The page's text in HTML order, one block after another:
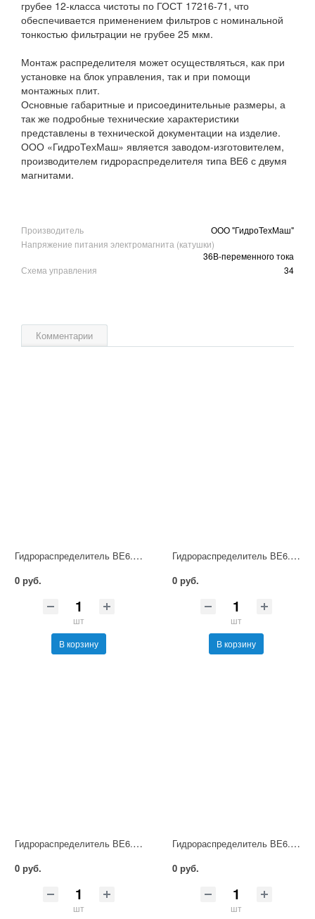
грубее 12-класса чистоты по ГОСТ 17216-71, что
обеспечивается применением фильтров с номинальной
тонкостью фильтрации не грубее 25 мкм.
Монтаж распределителя может осуществляться, как при
установке на блок управления, так и при помощи
монтажных плит.
Основные габаритные и присоединительные размеры, а
так же подробные технические характеристики
представлены в технической документации на изделие.
ООО «ГидроТехМаш» является заводом-изготовителем,
производителем гидрораспределителя типа ВЕ6 с двумя
магнитами.
Производитель
ООО "ГидроТехМаш"
Напряжение питания электромагнита (катушки)
36В-переменного тока
Схема управления
34
Комментарии
Гидрораспределитель ВЕ6.34 Г24 НМ УХЛ4
0 руб.
шт
В корзину
Гидрораспределитель ВЕ6.44 Г24 НМ УХЛ4
0 руб.
шт
В корзину
Гидрораспределитель ВЕ6.64 В220 НМ УХЛ4
0 руб.
шт
Гидрораспределитель ВЕ6.14 Г12 НМ УХЛ4
0 руб.
шт